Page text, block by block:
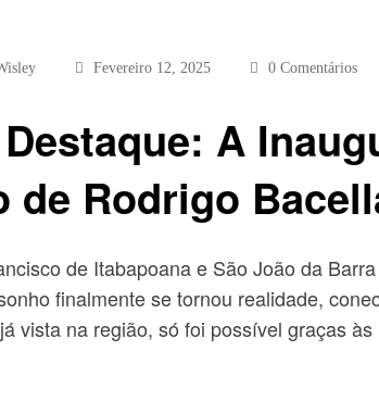
Fevereiro 12, 2025 0 Comentários
A
de Rodrigo
de Itabapoana e São João da
finalmente se tornou realidade,
vista na região, só foi possível graças